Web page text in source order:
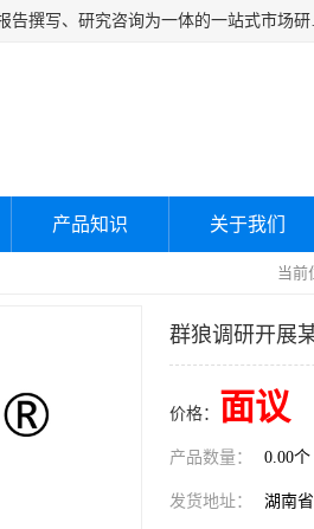
湖南群狼市场调研服务有限公司是
产品知识 关于我们
当前
群狼调研开展
价格： 面议
产品数量： 0.00个
发货地址： 湖南